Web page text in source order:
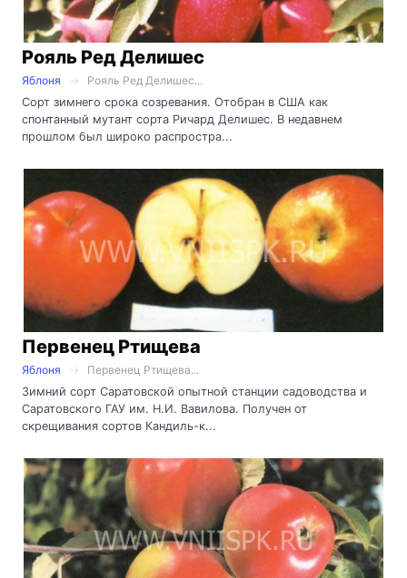
Рояль Ред Делишес
Яблоня
Рояль Ред Делишес...
Сорт зимнего срока созревания. Отобран в США как
спонтанный мутант сорта Ричард Делишес. В недавнем
прошлом был широко распростра...
Первенец Ртищева
Яблоня
Первенец Ртищева...
Зимний сорт Саратовской опытной станции садоводства и
Саратовского ГАУ им. Н.И. Вавилова. Получен от
скрещивания сортов Кандиль-к...